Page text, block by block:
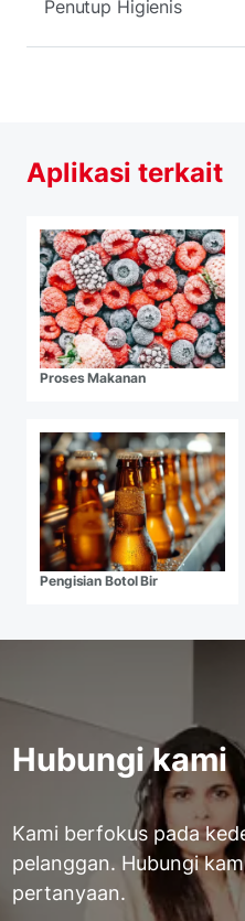
Penutup Higienis
Aplikasi terkait
Proses Makanan
Pengisian Botol Bir
Hubungi kami
Kami berfokus pada
pelanggan. Hubungi
pertanyaan.